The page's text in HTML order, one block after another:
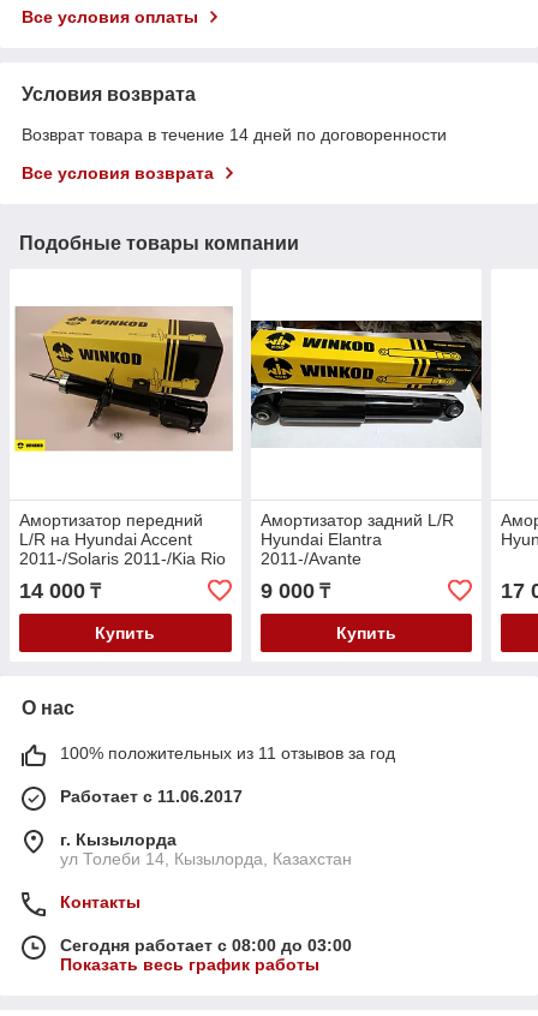
Все условия оплаты
Условия возврата
Возврат товара в течение 14 дней по договоренности
Все условия возврата
Подобные товары компании
Амортизатор передний
L/R на Hyundai Accent
2011-/Solaris 2011-/Kia Rio
2011-2016 V-1.4-1.6
14 000 ₸
Купить
Амортизатор задний L/R
Hyundai Elantra
2011-/Avante
2011-/Veloster 2011-/Kia
Cerato 2011-/Rio 2011-
9 000₸
Купить
17
О нас
100% положительных из 11 отзывов за год
Работает с 11.06.2017
г. Кызылорда
ул Толеби 14, Кызылорда, Казахстан
Контакты
Сегодня работает с 08:00 до 03:00
Показать весь график работы